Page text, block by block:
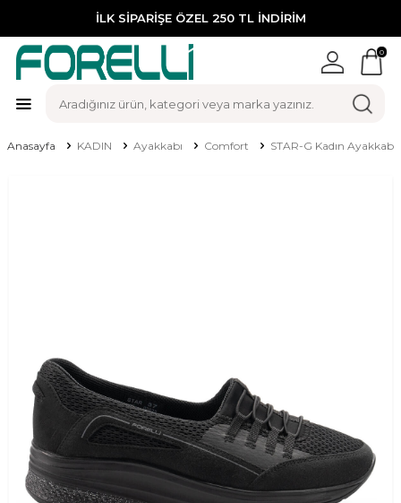
İLK SİPARİŞE ÖZEL 250 TL İNDİRİM
0
Anasayfa KADIN Ayakkabı Comfort STAR-G Kadın Ayakkabı